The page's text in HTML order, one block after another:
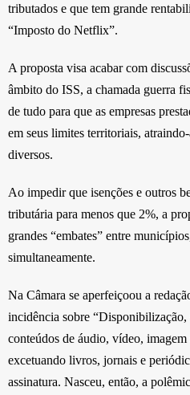
tributados e que tem grande
“Imposto do Netflix”.
A proposta visa acabar com
âmbito do ISS, a chamada guerra
de tudo para que as empresas
em seus limites territoriais,
diversos.
Ao impedir que isenções e outros
tributária para menos que 2%, a
grandes “embates” entre
simultaneamente.
Na Câmara se aperfeiçoou a
incidência sobre “Disponibilização,
conteúdos de áudio, vídeo,
excetuando livros, jornais e
assinatura. Nasceu, então, a